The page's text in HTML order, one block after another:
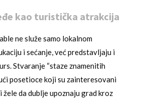
kao turistička atrakcija
ne služe samo lokalnom
i sećanje, već predstavljaju i
Stvaranje “staze znamenitih
posetioce koji su zainteresovani
da dublje upoznaju grad kroz